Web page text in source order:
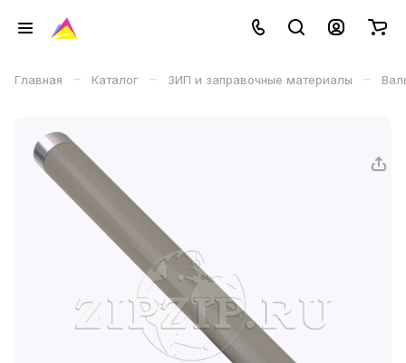
Главная – Каталог – ЗИП и заправочные материалы –